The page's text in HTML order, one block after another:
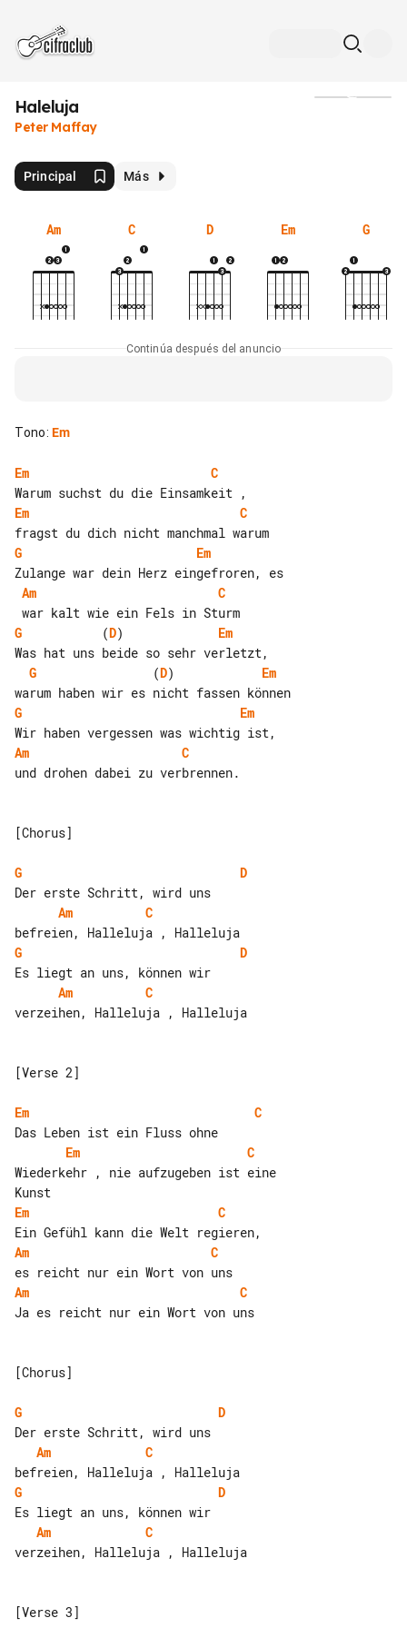
Haleluja
Peter Maffay
Principal Más
Am C D Em G
Continúa después del anuncio
Tono: Em
Em
C
Em
C
G
Em
Am
C
G
           (
D) Em
G
                (
D) Em
G
Em
Am
C
und drohen dabei zu verbrennen.
[Chorus]
G
D
Am
C
G
D
Am
C
verzeihen, Halleluja , Halleluja
[Verse 2]
Em
C
Em
C
Wiederkehr , nie aufzugeben ist eine
Em
C
Am
C
Am
C
Ja es reicht nur ein Wort von uns
[Chorus]
G
D
Am
C
G
D
Am
C
verzeihen, Halleluja , Halleluja
[Verse 3]